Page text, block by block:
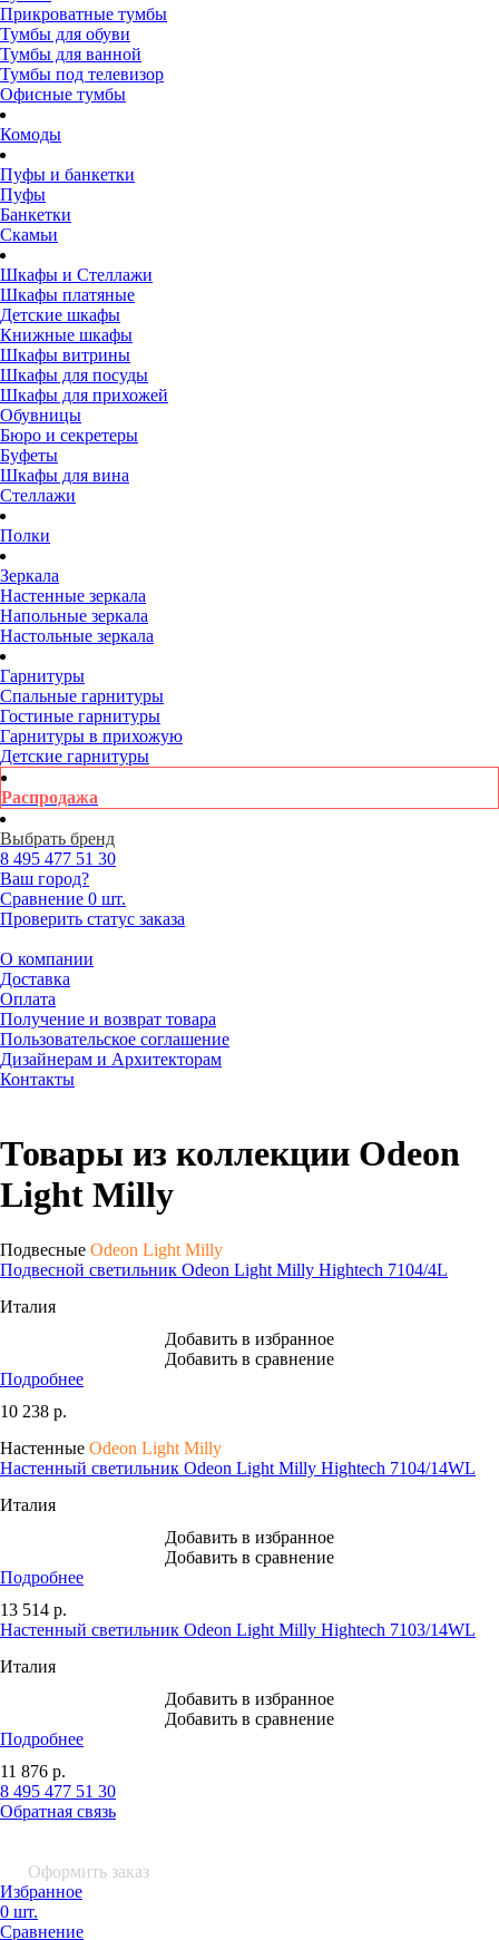
Прикроватные тумбы
Тумбы для обуви
Тумбы для ванной
Тумбы под телевизор
Офисные тумбы
Комоды
Пуфы и банкетки
Пуфы
Банкетки
Скамьи
Шкафы и Стеллажи
Шкафы платяные
Детские шкафы
Книжные шкафы
Шкафы витрины
Шкафы для посуды
Шкафы для прихожей
Обувницы
Бюро и секретеры
Буфеты
Шкафы для вина
Стеллажи
Полки
Зеркала
Настенные зеркала
Напольные зеркала
Настольные зеркала
Гарнитуры
Спальные гарнитуры
Гостиные гарнитуры
Гарнитуры в прихожую
Детские гарнитуры
Распродажа
Выбрать бренд
8 495 477 51 30
Ваш город?
Сравнение 0 шт.
Проверить статус заказа
О компании
Доставка
Оплата
Получение и возврат товара
Пользовательское соглашение
Дизайнерам и Архитекторам
Контакты
Товары из коллекции Odeon
Light Milly
Подвесные Odeon Light Milly
Подвесной светильник Odeon Light Milly Hightech 7104/4L
Италия
Добавить в избранное
Добавить в сравнение
Подробнее
10 238 р.
Настенные Odeon Light Milly
Настенный светильник Odeon Light Milly Hightech 7104/14WL
Италия
Добавить в избранное
Добавить в сравнение
Подробнее
13 514 р.
Настенный светильник Odeon Light Milly Hightech 7103/14WL
Италия
Добавить в избранное
Добавить в сравнение
Подробнее
11 876 р.
8 495 477 51 30
Обратная связь
Оформить заказ
Избранное
0 шт.
Сравнение